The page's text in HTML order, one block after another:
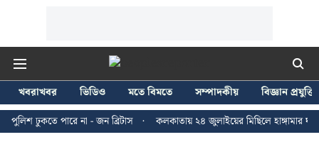
খবরাখবর ভিডিও মতে বিমতে সম্পাদকীয়
বিজ্ঞান প্রযুক্তি
ঢুকতে পারে না - জন ব্রিটাস
কলকাতায় ২৪ জুলাইয়ের মিছিলে হাঙ্গামার